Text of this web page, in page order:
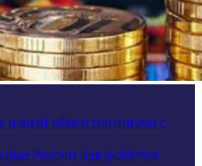
новый обмен пленными с
России для развития